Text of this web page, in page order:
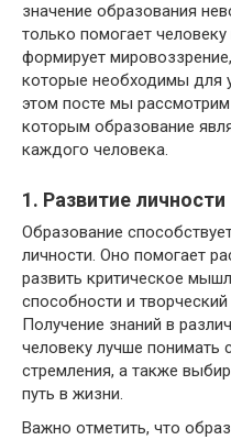
значение образования
только помогает
формирует
которые необходимы для
этом посте мы
которым образование
каждого человека.
1. Развитие личности
Образование
личности. Оно помогает
развить критическое
способности и
Получение знаний в
человеку лучше понимать
стремления, а также
путь в жизни.
Важно отметить, что